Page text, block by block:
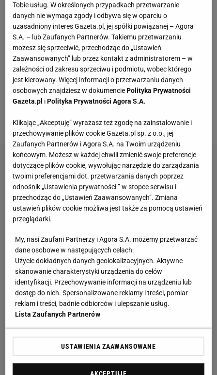
- MariaSzarapowato oszustka, a oszuści powinni
być usuwani zesportu- tak mówiła Bouchard kilka
dni temu o rosyjskiej rywalce. - To niesprawiedliwe
wobec innych zawodniczek, które grają fair.
wysłało dzieciom wiadomość typu: "nawet jak
będziecie oszukiwać, to i tak powitamy was z
otwartymi ramionami". To nie jest w porządku, a
Szarapowa już nie może być moim wzorem po tym,
co zrobiła.
Tobie usług. W określonych przypadkach przetwarzanie
danych nie wymaga zgody i odbywa się w oparciu o
uzasadniony interes Gazeta.pl, jej spółki powiązanej – Agora
S.A. – lub Zaufanych Partnerów. Takiemu przetwarzaniu
możesz się sprzeciwić, przechodząc do „Ustawień
Zaawansowanych” lub przez kontakt z administratorem – w
zależności od zakresu sprzeciwu i podmiotu, wobec którego
jest kierowany. Więcej informacji o przetwarzaniu danych
osobowych znajdziesz w dokumenciePolityka Prywatności
Gazeta.pl iPolityka Prywatności Agora S.A.
Klikając „Akceptuję” wyrażasz też zgodę na zainstalowanie i
przechowywanie plików cookie Gazeta.pl sp. z o.o., jej
Zaufanych Partnerów i Agora S.A. na Twoim urządzeniu
końcowym. Możesz w każdej chwili zmienić swoje preferencje
dotyczące plików cookie, wywołując narzędzie do zarządzania
twoimi preferencjami dot. przetwarzania danych poprzez
odnośnik „Ustawienia prywatności ” w stopce serwisu i
przechodząc do „Ustawień Zaawansowanych”. Zmiana
ustawień plików cookie możliwa jest także za pomocą ustawień
przeglądarki.
My, nasi Zaufani Partnerzy i Agora S.A. możemy przetwarzać
dane osobowe w następujących celach:
Użycie dokładnych danych geolokalizacyjnych. Aktywne
skanowanie charakterystyki urządzenia do celów
identyfikacji. Przechowywanie informacji na urządzeniu lub
dostęp do nich. Spersonalizowane reklamy i treści, pomiar
reklam i treści, badnie odbiorców i ulepszanie usług.
Lista Zaufanych Partnerów
USTAWIENIA ZAAWANSOWANE